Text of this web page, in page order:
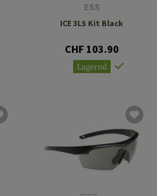
ESS
ICE 3LS Kit Black
CHF 103.90
Lagernd